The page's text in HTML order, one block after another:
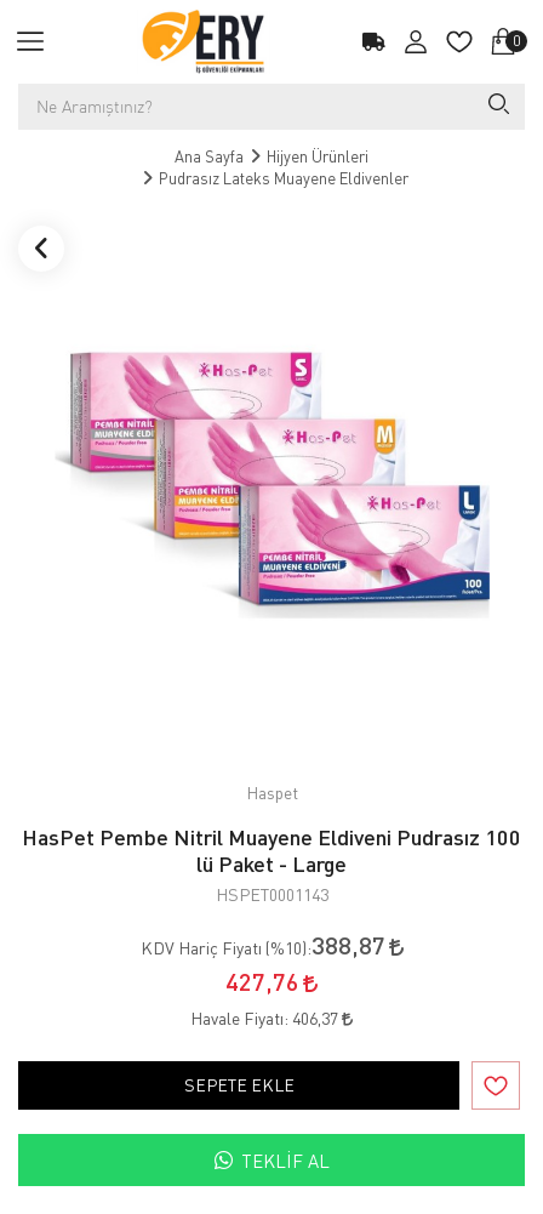
0
Ana Sayfa
Hijyen Ürünleri
Pudrasız Lateks Muayene Eldivenler
Haspet
HasPet Pembe Nitril Muayene Eldiveni Pudrasız 100
lü Paket - Large
HSPET0001143
KDV Hariç Fiyatı (%10):388,87
427,76
Havale Fiyatı: 406,37
SEPETE EKLE
TEKLIF AL